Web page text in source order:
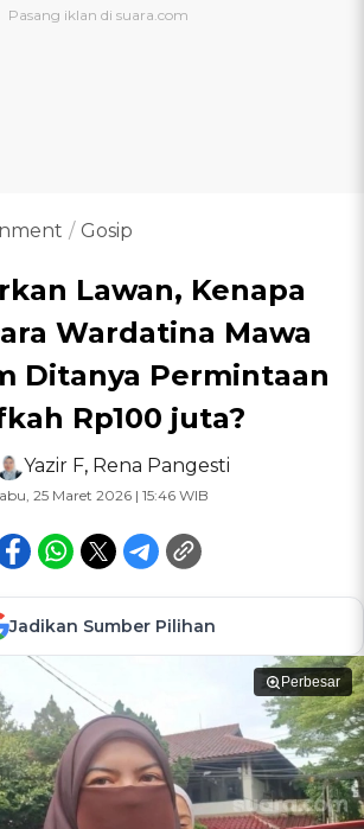
Gosip
Lawan, Kenapa
Wardatina Mawa
Ditanya Permintaan
Rp100 juta?
Yazir F, Rena Pangesti
25 Maret 2026 | 15:46 WIB
Jadikan Sumber Pilihan
Perbesar